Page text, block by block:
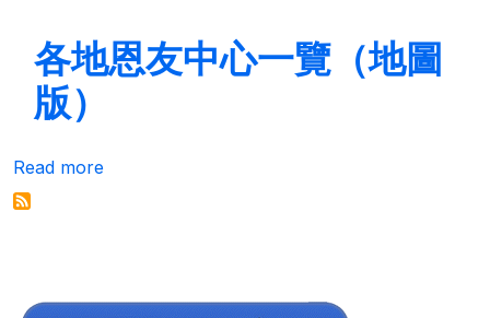
各地恩友中心一覽（地圖
版）
Read moreabout 各地恩友中心一覽（地圖版）